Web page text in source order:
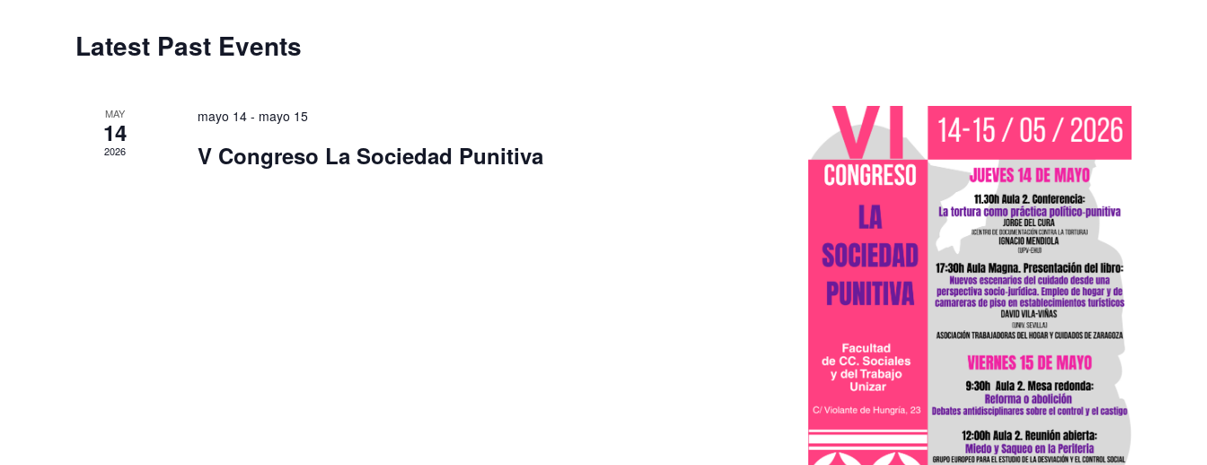
Navigation
Latest Past Events
MAY
14
2026
mayo 14- mayo 15
V Congreso La Sociedad Punitiva